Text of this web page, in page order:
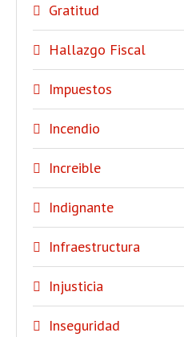
Gratitud
Hallazgo Fiscal
Impuestos
Incendio
Increible
Indignante
Infraestructura
Injusticia
Inseguridad